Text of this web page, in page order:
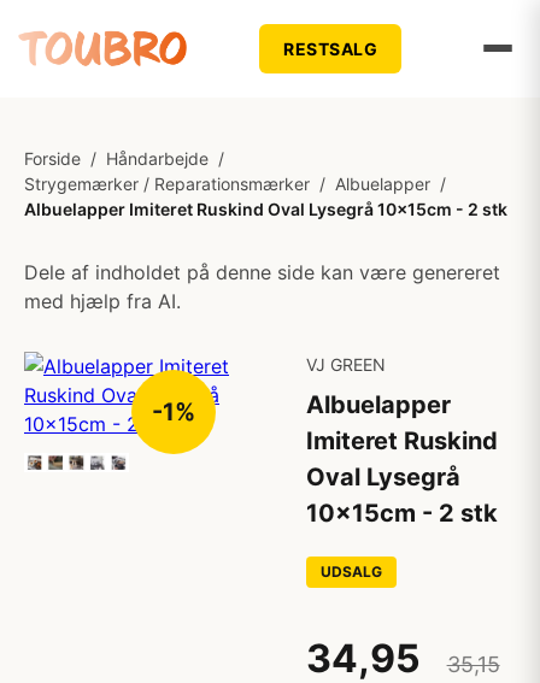
RESTSALG
Forside / Håndarbejde /
Strygemærker / Reparationsmærker / Albuelapper /
Albuelapper Imiteret Ruskind Oval Lysegrå 10x15cm - 2 stk
Dele af indholdet på denne side kan være genereret
med hjælp fra AI.
-1%
VJ GREEN
Albuelapper
Imiteret Ruskind
Oval Lysegrå
10x15cm - 2 stk
UDSALG
34,95
35,15